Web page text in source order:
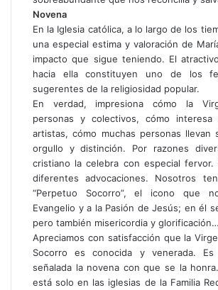
Novena
En la Iglesia católica, a lo largo de los
una especial estima y valoración de
impacto que sigue teniendo. El
hacia ella constituyen uno de los
sugerentes de la religiosidad popular.
En verdad, impresiona cómo la
personas y colectivos, cómo
artistas, cómo muchas personas llevan
orgullo y distinción. Por razones
cristiano la celebra con especial
diferentes advocaciones. Nosotros
“Perpetuo Socorro”, el icono que
Evangelio y a la Pasión de Jesús; en él
pero también misericordia y glorificación…
Apreciamos con satisfacción que la
Socorro es conocida y venerada. Es
señalada la novena con que se la
está solo en las iglesias de la Familia